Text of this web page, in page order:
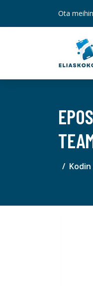
Ota